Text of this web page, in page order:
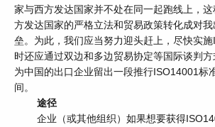
家与西方发达国家并不处在同一起跑线上，
方发达国家的严格立法和贸易政策转化成对
垒。为此，我们应当努力迎头赶上，尽快实
时还应通过双边和多边贸易协定等国际谈判
为中国的出口企业留出一段推行ISO14001标
间。
途径
企业（或其他组织）如果想要获得